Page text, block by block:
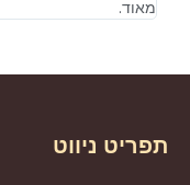
תפריט ניווט